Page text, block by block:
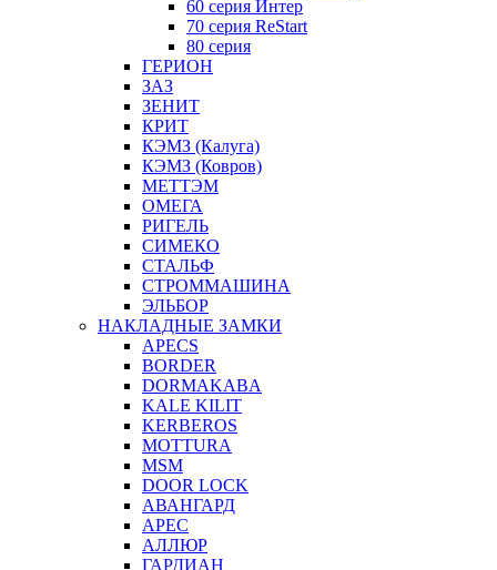
60 серия Интер
70 серия ReStart
80 серия
ГЕРИОН
ЗАЗ
ЗЕНИТ
КРИТ
КЭМЗ (Калуга)
КЭМЗ (Ковров)
МЕТТЭМ
ОМЕГА
РИГЕЛЬ
СИМЕКО
СТАЛЬФ
СТРОММАШИНА
ЭЛЬБОР
НАКЛАДНЫЕ ЗАМКИ
APECS
BORDER
DORMAKABA
KALE KILIT
KERBEROS
MOTTURA
MSM
DOOR LOCK
АВАНГАРД
АРЕС
АЛЛЮР
ГАРДИАН